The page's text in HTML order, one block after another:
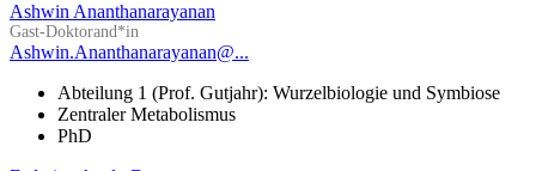
Ashwin Ananthanarayanan
Gast-Doktorand*in
Ashwin.Ananthanarayanan@...
Abteilung 1 (Prof. Gutjahr): Wurzelbiologie und Symbiose
Zentraler Metabolismus
PhD